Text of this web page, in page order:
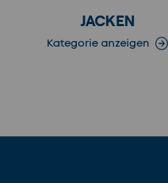
JACKEN
Kategorie anzeigen